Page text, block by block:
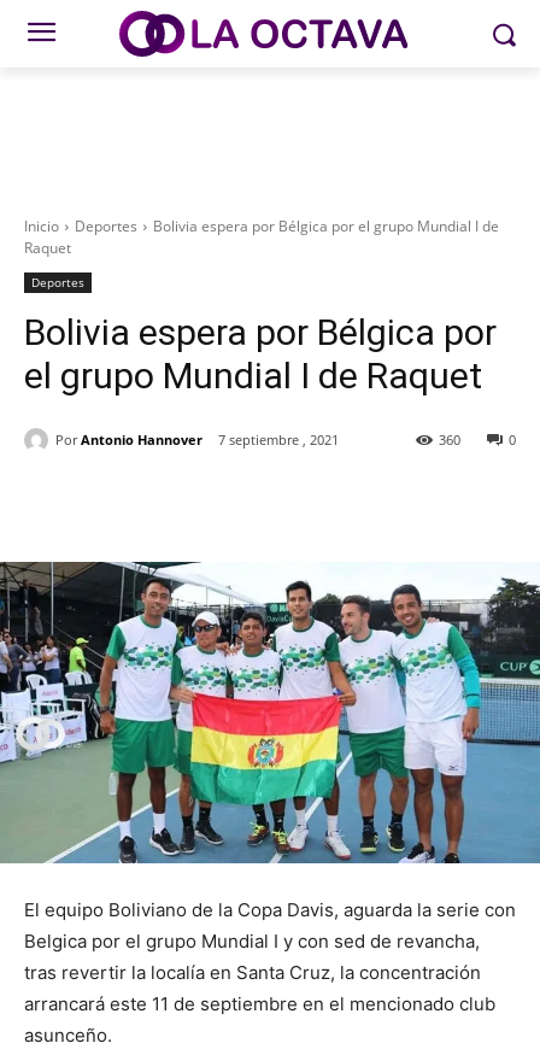
Inicio Deportes
Bolivia espera por Bélgica por el grupo Mundial I de
Raquet
Deportes
Bolivia espera por Bélgica por
el grupo Mundial I de Raquet
Por Antonio Hannover 7 septiembre , 2021 0
360
El equipo Boliviano de la Copa Davis, aguarda la serie con
Belgica por el grupo Mundial I y con sed de revancha,
tras revertir la localía en Santa Cruz, la concentración
arrancará este 11 de septiembre en el mencionado club
asunceño.